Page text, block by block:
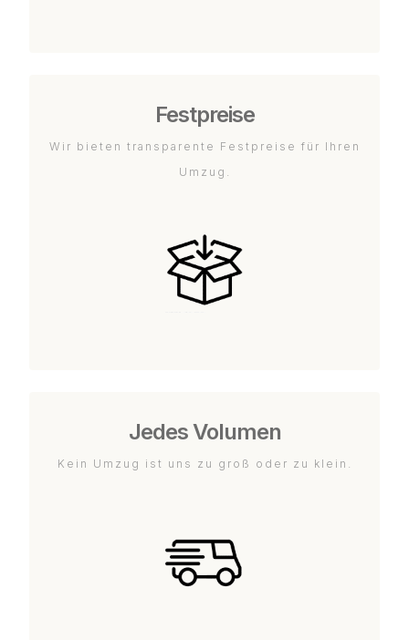
Festpreise
Wir bieten transparente Festpreise für Ihren
Umzug.
Jedes Volumen
Kein Umzug ist uns zu groß oder zu klein.